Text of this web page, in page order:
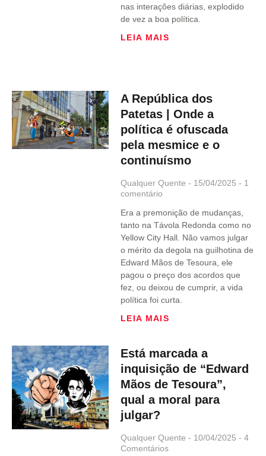
nas interações diárias, explodido
de vez a boa política.
LEIA MAIS
A República dos
Patetas | Onde a
política é ofuscada
pela mesmice e o
continuísmo
Qualquer Quente 15/04/2025
1
comentário
Era a premonição de mudanças,
tanto na Távola Redonda como no
Yellow City Hall. Não vamos julgar
o mérito da degola na guilhotina de
Edward Mãos de Tesoura, ele
pagou o preço dos acordos que
fez, ou deixou de cumprir, a vida
política foi curta.
LEIA MAIS
Está marcada a
inquisição de “Edward
Mãos de Tesoura”,
qual a moral para
julgar?
Qualquer Quente 10/04/2025 4
Comentários